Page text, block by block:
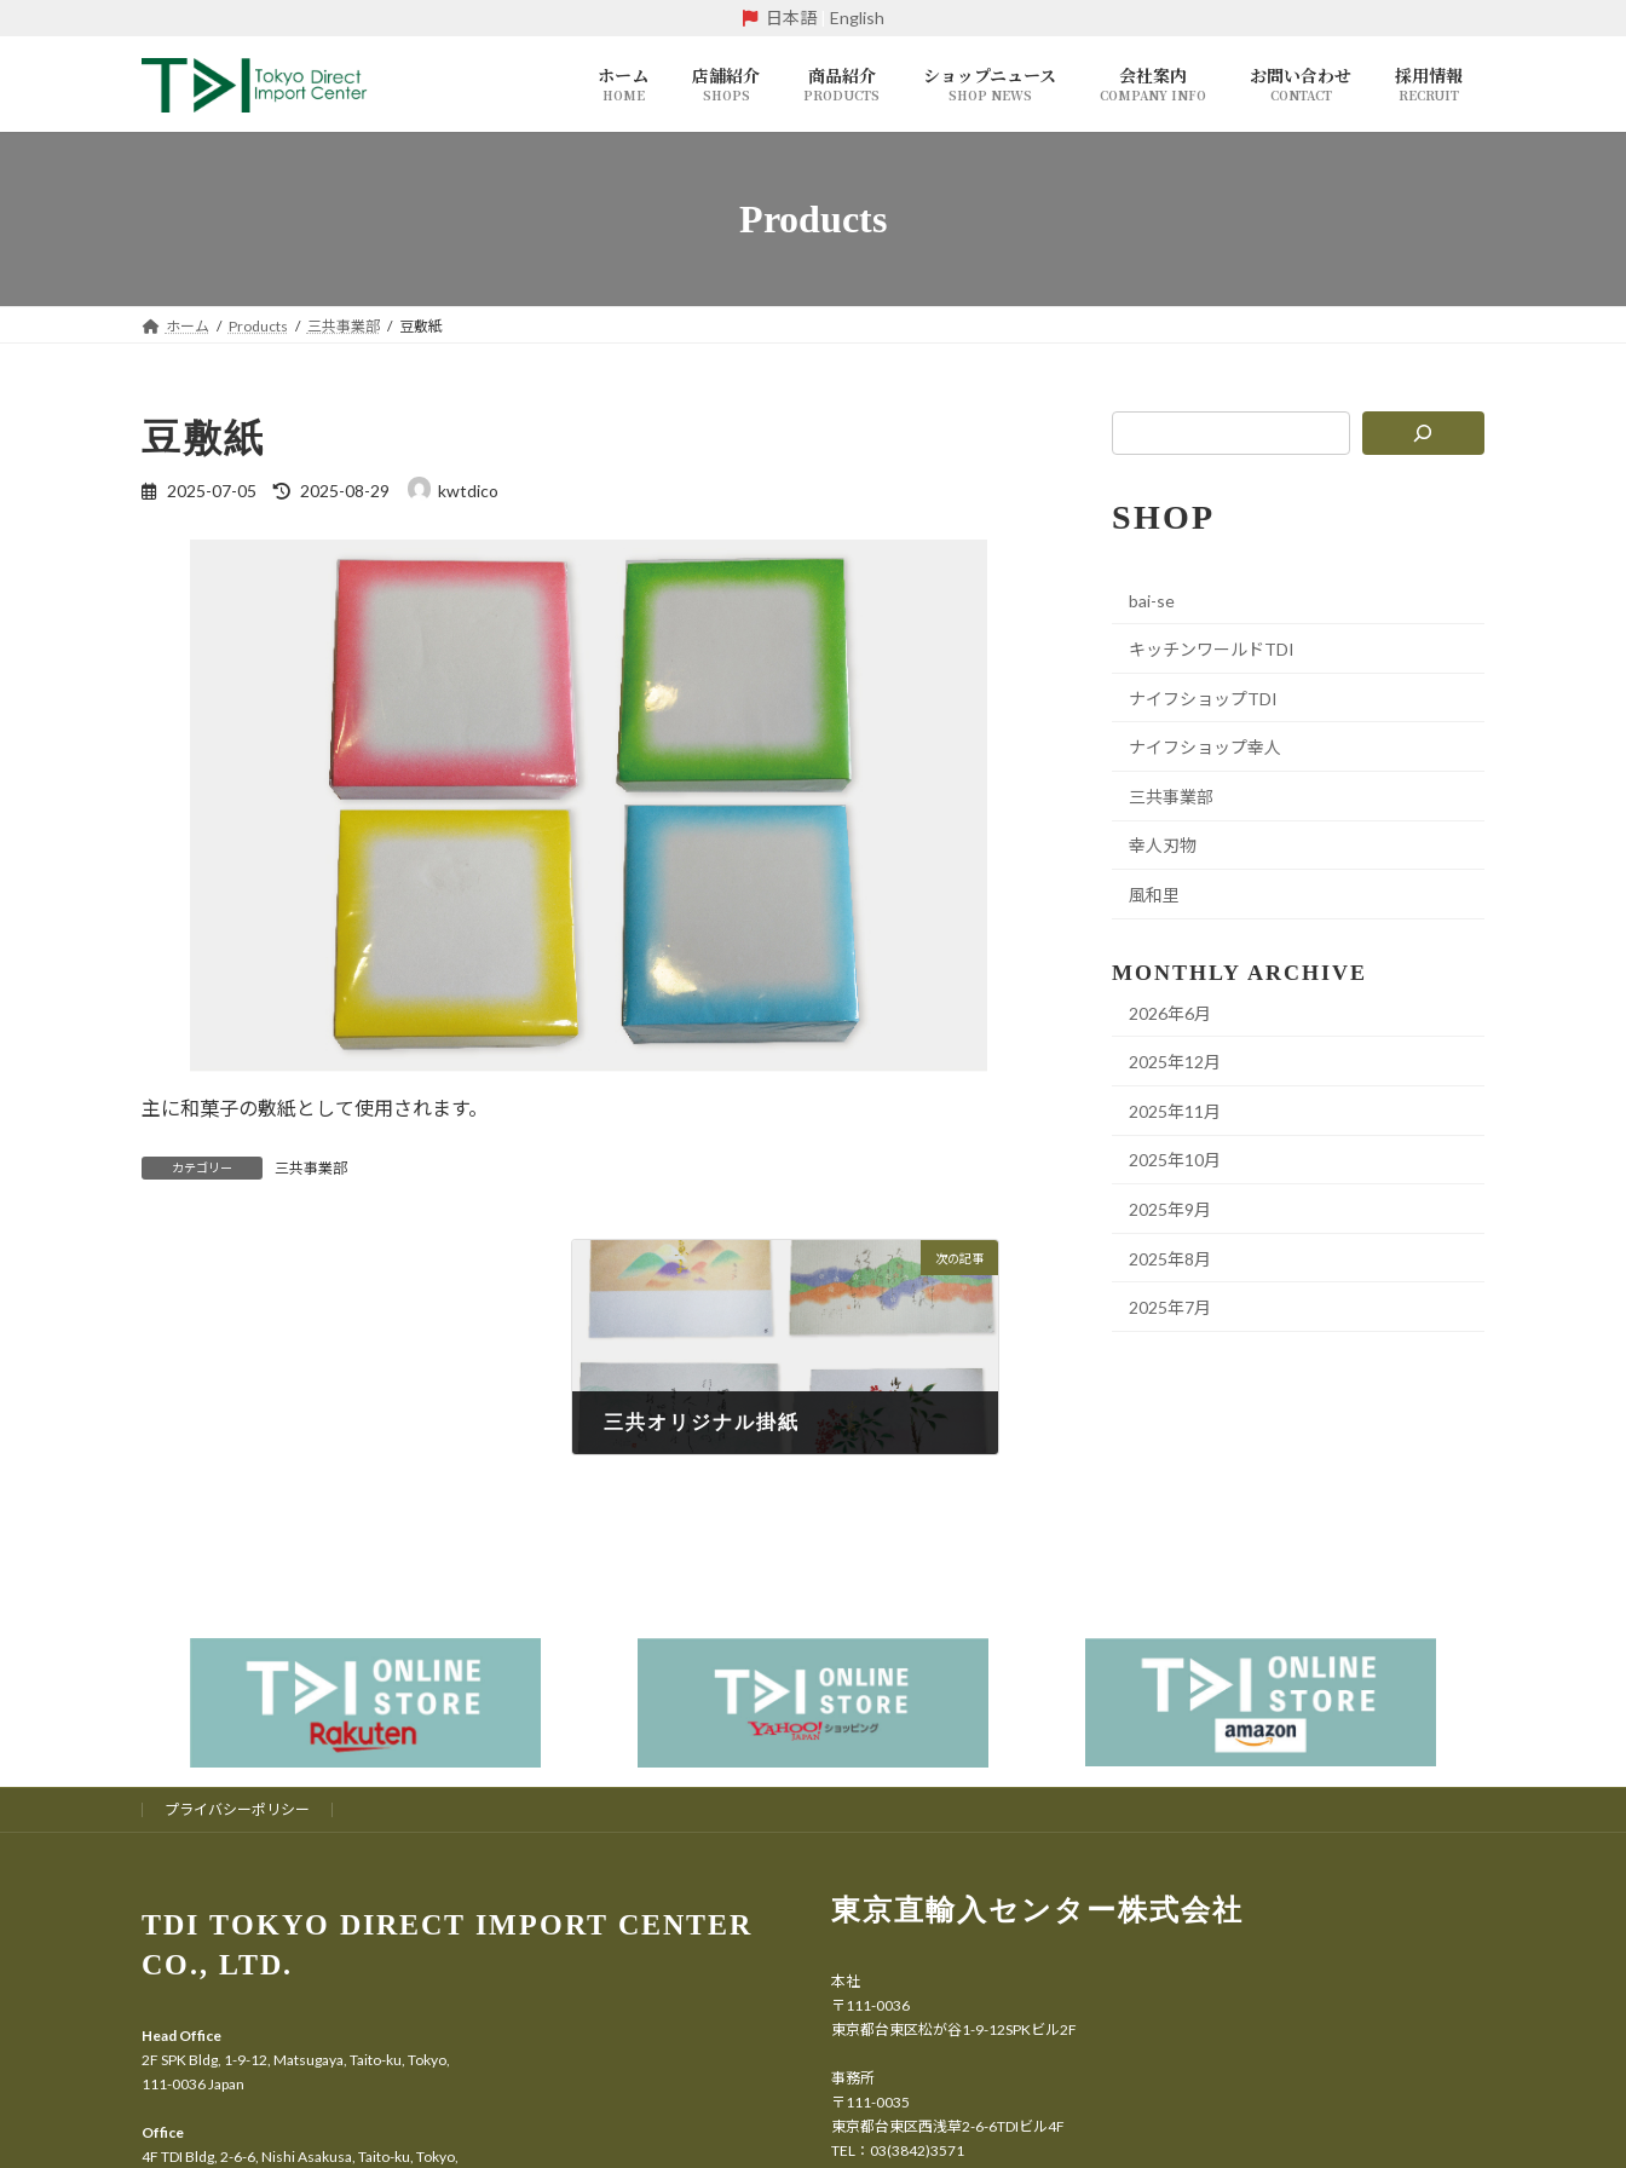
ツ
シ
日本語| English
ホーム
HOME
店舗紹介
SHOPS
商品紹介
PRODUCTS
ショップニュース
SHOP NEWS
会社案内
COMPANY INFO
お問い合わせ
CONTACT
採用情報
RECRUIT
Products
ホーム Products 三共事業部 豆敷紙
豆敷紙
2025-07-05
最
2025-08-29 kwtdico
主に和菓子の敷紙として使用されます。
カテゴリー 三共事業部
次の記事
三共オリジナル掛紙
SHOP
bai-se
キッチンワールドTDI
ナイフショップTDI
ナイフショップ幸人
三共事業部
幸人刃物
風和里
MONTHLY ARCHIVE
2026年6月
2025年12月
2025年11月
2025年10月
2025年9月
2025年8月
2025年7月
プライバシーポリシー
TDI TOKYO DIRECT IMPORT CENTER
CO., LTD.
Head Office
2F SPK Bldg, 1-9-12, Matsugaya, Taito-ku, Tokyo,
111-0036 Japan
Office
4F TDI Bldg, 2-6-6, Nishi Asakusa, Taito-ku, Tokyo,
東京直輸入センター株式会社
本社
〒111-0036
東京都台東区松が谷1-9-12SPKビル2F
事務所
〒111-0035
東京都台東区西浅草2-6-6TDIビル4F
TEL：03(3842)3571